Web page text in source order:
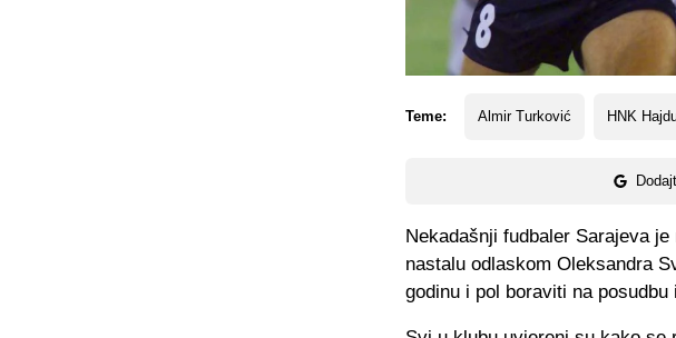
Teme: Almir Turković HNK
Nekadašnji fudbaler Sarajeva
nastalu odlaskom Oleksandra
godinu i pol boraviti na